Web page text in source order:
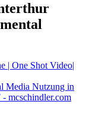
| One Shot Video|
Media Nutzung in
mcschindler.com